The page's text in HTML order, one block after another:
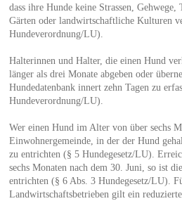
dass ihre Hunde keine Strassen,
Gärten oder landwirtschaftliche Kulturen
Hundeverordnung/LU).
Halterinnen und Halter, die einen Hund
länger als drei Monate abgeben oder
Hundedatenbank innert zehn Tagen zu
Hundeverordnung/LU).
Wer einen Hund im Alter von über sechs
Einwohnergemeinde, in der der Hund
zu entrichten (§ 5 Hundegesetz/LU).
sechs Monaten nach dem 30. Juni, so ist
entrichten (§ 6 Abs. 3 Hundegesetz/LU).
Landwirtschaftsbetrieben gilt ein